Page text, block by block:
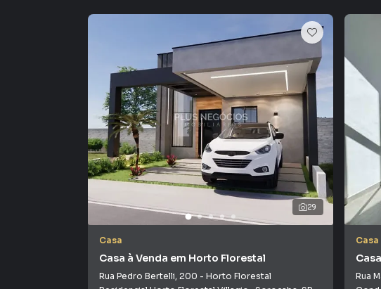
O condomínio oferece infraestrutura completa de
• Portaria e segurança 24 horas
• Controle de acesso
• Monitoramento por câmeras
• Quadra poliesportiva
• Playground
• Quiosque com churrasqueira
• Áreas verdes
29
Casa
Casa à Venda em Horto Florestal
Rua Pedro Bertelli, 200 - Horto Florestal
Casa
Rua